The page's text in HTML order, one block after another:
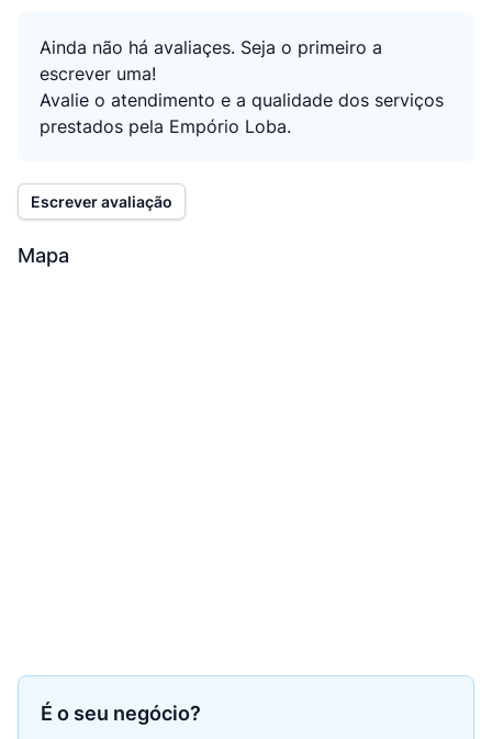
Ainda não há avaliaçes. Seja o primeiro a
escrever uma!
Avalie o atendimento e a qualidade dos serviços
prestados pela Empório Loba.
Escrever avaliação
Mapa
É o seu negócio?